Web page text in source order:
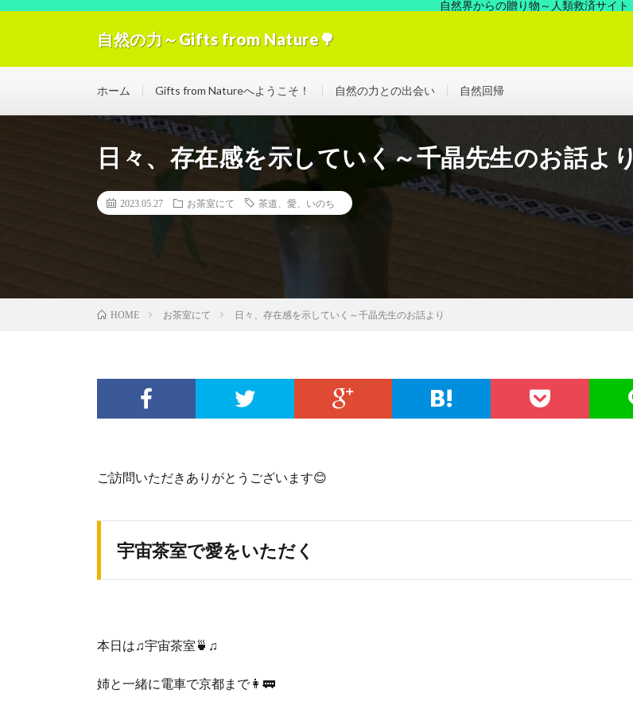
自然界からの贈り物～人類救済サイト
自然の力～Gifts from Nature🌳
ホーム Gifts from Natureへようこそ！ 自然の力との出会い 自然回帰
日々、存在感を示していく～千晶先生のお話より
2023.05.27 お茶室にて 茶道、愛、いのち
HOME お茶室にて 日々、存在感を示していく～千晶先生のお話より
ご訪問いただきありがとうございます😊
宇宙茶室で愛をいただく
本日は♫宇宙茶室🍵♫
姉と一緒に電車で京都まで👩🚃